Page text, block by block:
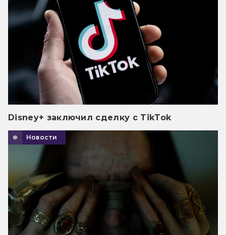
Disney+ заключил сделку с TikTok
Новости